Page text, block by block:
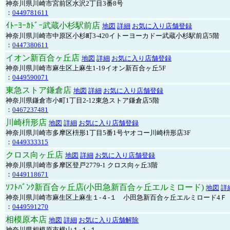
神奈川県川崎市宮前区水沢2丁目3番8号
： 0449781611
ｲﾄｰﾖｰｶﾄﾞｰ武蔵小杉駅前店 地図 詳細 お気に入り店舗登録
神奈川県川崎市中原区小杉町3-420イトーヨーカドー武蔵小杉駅前店5階
： 0447380611
イオン新百合ヶ丘店 地図 詳細 お気に入り店舗登録
神奈川県川崎市麻生区上麻生1-19イオン新百合ヶ丘5F
： 0449590071
東急ストア鎌倉店 地図 詳細 お気に入り店舗登録
神奈川県鎌倉市小町1丁目2-12東急ストア鎌倉店5階
： 0467237481
川崎枡形店 地図 詳細 お気に入り店舗登録
神奈川県川崎市多摩区枡形1丁目5番1号ヤオコー川崎枡形店3F
： 0449333315
クロス向ヶ丘店 地図 詳細 お気に入り店舗登録
神奈川県川崎市多摩区登戸2779-1 クロス向ヶ丘3階
： 0449118671
ｿﾌﾄﾊﾞﾝｸ新百合ヶ丘店(小田急新百合ヶ丘エルミロード) 地図 詳
神奈川県川崎市麻生区上麻生１-４-１ 小田急新百合ヶ丘エルミロード4Ｆ
： 0449591270
相模原本店 地図 詳細 お気に入り店舗解除